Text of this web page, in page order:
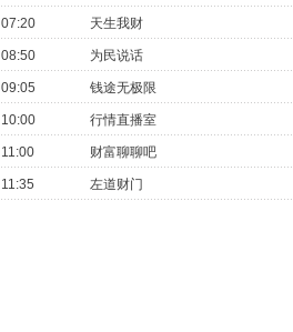
07:20 天生我财
08:50 为民说话
09:05 钱途无极限
10:00 行情直播室
11:00 财富聊聊吧
11:35 左道财门